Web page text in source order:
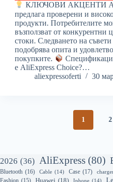
КЛЮЧОВИ АКЦЕНТИ
предлага проверени и
продукти. Потребителите
възползват от конкурентни
стоки. Следването на съвети
подобрява опита и
покупките.
е AliExpress Choice?…
aliexpressoferti
30
1 2
2026 (36) AliExpress (80)
Bluetooth (16) Cable (14) Case (17)
Fashion (15) Huawei (18) Iphone (14)